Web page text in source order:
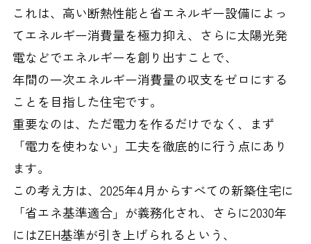
これは、高い断熱性能と省エネルギー設備によっ
てエネルギー消費量を極力抑え、さらに太陽光発
電などでエネルギーを創り出すことで、
年間の一次エネルギー消費量の収支をゼロにする
ことを目指した住宅です。
重要なのは、ただ電力を作るだけでなく、まず
「電力を使わない」工夫を徹底的に行う点にあり
ます。
この考え方は、2025年4月からすべての新築住宅に
「省エネ基準適合」が義務化され、さらに2030年
にはZEH基準が引き上げられるという、